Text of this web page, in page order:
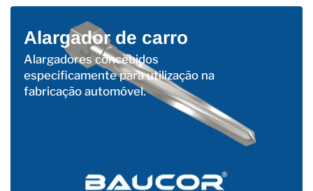
Alargador de carro
Alargadores concebidos
especificamente para utilização na
fabricação automóvel.